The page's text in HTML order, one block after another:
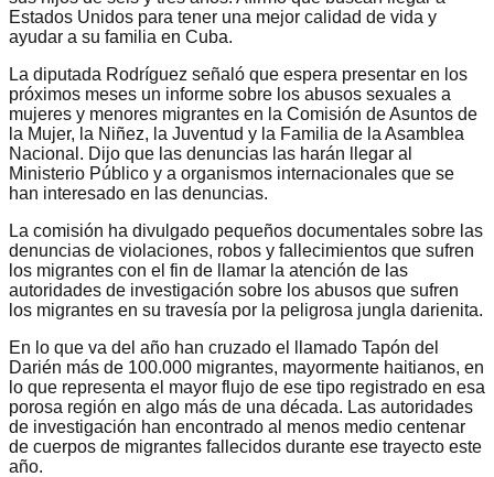
Estados Unidos para tener una mejor calidad de vida y
ayudar a su familia en Cuba.
La diputada Rodríguez señaló que espera presentar en los
próximos meses un informe sobre los abusos sexuales a
mujeres y menores migrantes en la Comisión de Asuntos de
la Mujer, la Niñez, la Juventud y la Familia de la Asamblea
Nacional. Dijo que las denuncias las harán llegar al
Ministerio Público y a organismos internacionales que se
han interesado en las denuncias.
La comisión ha divulgado pequeños documentales sobre las
denuncias de violaciones, robos y fallecimientos que sufren
los migrantes con el fin de llamar la atención de las
autoridades de investigación sobre los abusos que sufren
los migrantes en su travesía por la peligrosa jungla darienita.
En lo que va del año han cruzado el llamado Tapón del
Darién más de 100.000 migrantes, mayormente haitianos, en
lo que representa el mayor flujo de ese tipo registrado en esa
porosa región en algo más de una década. Las autoridades
de investigación han encontrado al menos medio centenar
de cuerpos de migrantes fallecidos durante ese trayecto este
año.